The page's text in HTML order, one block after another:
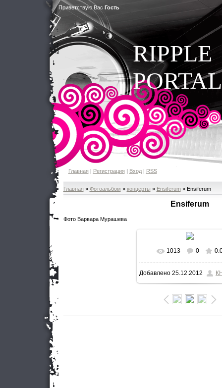
Приветствую Вас Гость
RIPPLE
PORTAL
Главная| Регистрация| Вход| RSS
Главная » Фотоальбом » концерты » Ensiferum» Ensiferum
Ensiferum
Фото Варвара Мурашева
В реальном
533x800/ 163.2Kb
1013 0
Добавлено 25.12.2012